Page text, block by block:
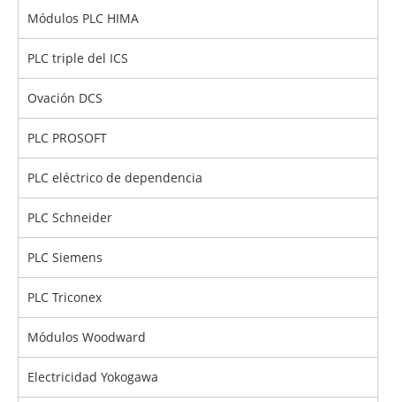
Módulos PLC HIMA
PLC triple del ICS
Ovación DCS
PLC PROSOFT
PLC eléctrico de dependencia
PLC Schneider
PLC Siemens
PLC Triconex
Módulos Woodward
Electricidad Yokogawa